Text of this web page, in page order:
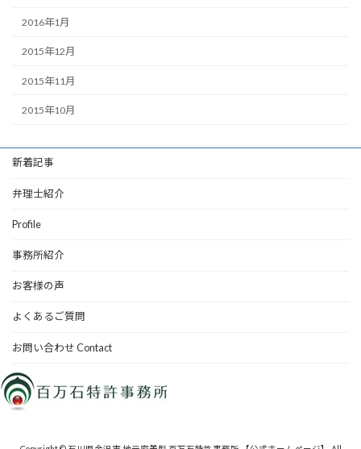
2016年1月
2015年12月
2015年11月
2015年10月
新着記事
弁理士紹介
Profile
事務所紹介
お客様の声
よくあるご質問
お問い合わせ Contact